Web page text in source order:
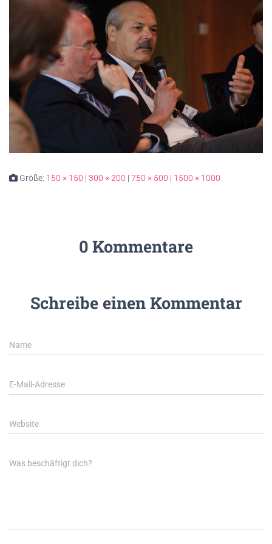
Größe: 150 × 150 | 300 × 200 | 750 × 500 | 1500 × 1000
0 Kommentare
Schreibe einen Kommentar
Name
E-Mail-Adresse
Website
Was beschäftigt dich?